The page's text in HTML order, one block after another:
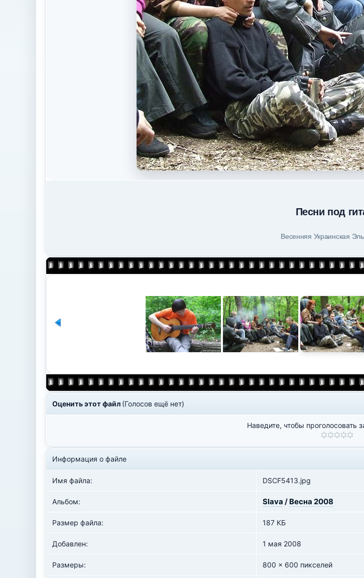
Песни под
Весенняя Украинская
Оценить этот файл (Голосов ещё нет)
Наведите, чтобы проголосовать
Информация о файле
Имя файла: DSCF5413.jpg
Альбом: Slava / Весна 2008
Размер файла: 187 КБ
Добавлен: 1 мая 2008
Размеры: 800 x 600 пикселей